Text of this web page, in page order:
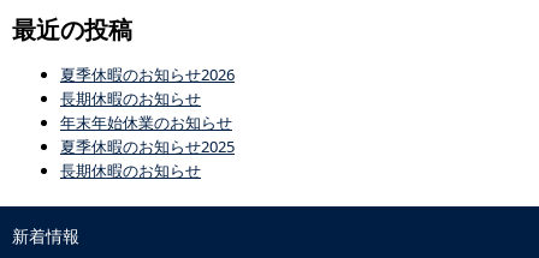
最近の投稿
夏季休暇のお知らせ2026
長期休暇のお知らせ
年末年始休業のお知らせ
夏季休暇のお知らせ2025
長期休暇のお知らせ
新着情報